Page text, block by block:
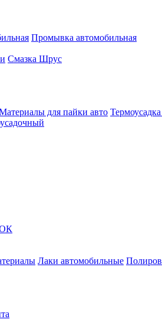
Промывка автомобильная
Смазка Шрус
для пайки авто
Лаки автомобильные